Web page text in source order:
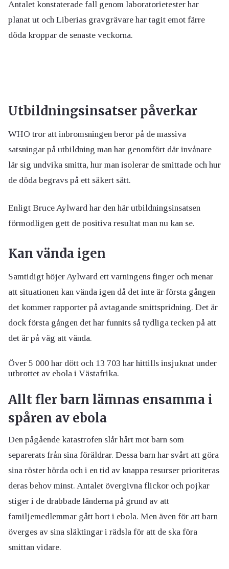
Antalet konstaterade fall genom laboratorietester har
planat ut och Liberias gravgrävare har tagit emot färre
döda kroppar de senaste veckorna.
Utbildningsinsatser påverkar
WHO tror att inbromsningen beror på de massiva
satsningar på utbildning man har genomfört där invånare
lär sig undvika smitta, hur man isolerar de smittade och hur
de döda begravs på ett säkert sätt.
Enligt Bruce Aylward har den här utbildningsinsatsen
förmodligen gett de positiva resultat man nu kan se.
Kan vända igen
Samtidigt höjer Aylward ett varningens finger och menar
att situationen kan vända igen då det inte är första gången
det kommer rapporter på avtagande smittspridning. Det är
dock första gången det har funnits så tydliga tecken på att
det är på väg att vända.
Över 5 000 har dött och 13 703 har hittills insjuknat under
utbrottet av ebola i Västafrika.
Allt fler barn lämnas ensamma i
spåren av ebola
Den pågående katastrofen slår hårt mot barn som
separerats från sina föräldrar. Dessa barn har svårt att göra
sina röster hörda och i en tid av knappa resurser prioriteras
deras behov minst. Antalet övergivna flickor och pojkar
stiger i de drabbade länderna på grund av att
familjemedlemmar gått bort i ebola. Men även för att barn
överges av sina släktingar i rädsla för att de ska föra
smittan vidare.